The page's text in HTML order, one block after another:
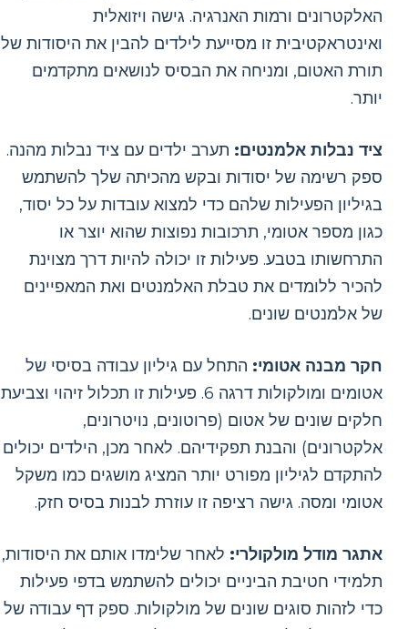
האלקטרונים ורמות האנרגיה. גישה ויזואלית
ואינטראקטיבית זו מסייעת לילדים להבין את היסודות של
תורת האטום, ומניחה את הבסיס לנושאים מתקדמים
יותר.
ציד נבלות אלמנטים: תערב ילדים עם ציד נבלות מהנה.
ספק רשימה של יסודות ובקש מהכיתה שלך להשתמש
בגיליון הפעילות שלהם כדי למצוא עובדות על כל יסוד,
כגון מספר אטומי, תרכובות נפוצות שהוא יוצר או
התרחשותו בטבע. פעילות זו יכולה להיות דרך מצוינת
להכיר ללומדים את טבלת האלמנטים ואת המאפיינים
של אלמנטים שונים.
חקר מבנה אטומי: התחל עם גיליון עבודה בסיסי של
אטומים ומולקולות דרגה 6. פעילות זו תכלול זיהוי וצביעת
חלקים שונים של אטום (פרוטונים, נויטרונים,
אלקטרונים) והבנת תפקידיהם. לאחר מכן, הילדים יכולים
להתקדם לגיליון מפורט יותר המציג מושגים כמו משקל
אטומי ומסה. גישה רציפה זו עוזרת לבנות בסיס חזק.
אתגר מודל מולקולרי: לאחר שלימדו אותם את היסודות,
תלמידי חטיבת הביניים יכולים להשתמש בדפי פעילות
כדי לזהות סוגים שונים של מולקולות. ספק דף עבודה של